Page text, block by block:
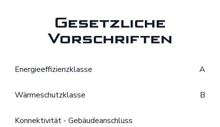
Gesetzliche
Vorschriften
Energieeffizienzklasse A
Wärmeschutzklasse B
Konnektivität - Gebäudeanschluss